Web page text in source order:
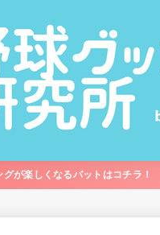
が楽しくなるバットはコチラ！